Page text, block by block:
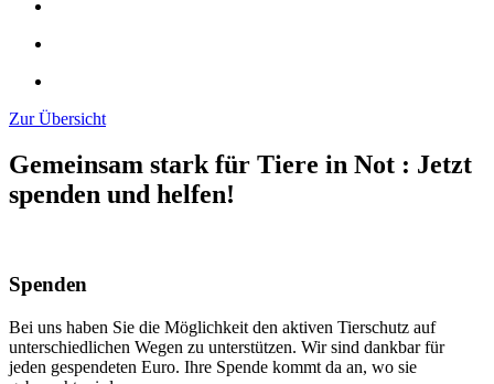
Zur Übersicht
Gemeinsam stark für Tiere in Not : Jetzt
spenden und helfen!
Spenden
Bei uns haben Sie die Möglichkeit den aktiven Tierschutz auf
unterschiedlichen Wegen zu unterstützen. Wir sind dankbar für
jeden gespendeten Euro. Ihre Spende kommt da an, wo sie